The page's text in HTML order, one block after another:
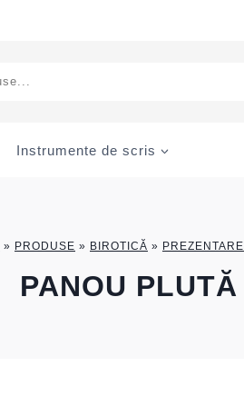
Instrumente de scris
» PRODUSE » BIROTICĂ » PREZENTARE
PANOU PLUTĂ